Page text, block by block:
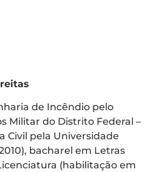
de Incêndio pelo
Militar do Distrito Federal –
Civil pela Universidade
bacharel em Letras
(habilitação em